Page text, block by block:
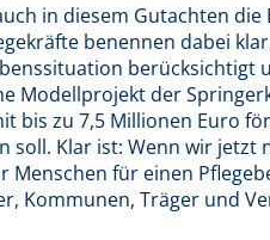
in diesem Gutachten
benennen dabei
berücksichtigt
Modellprojekt der
bis zu 7,5 Millionen Euro
Klar ist: Wenn wir jetzt
für einen
Kommunen, Träger und